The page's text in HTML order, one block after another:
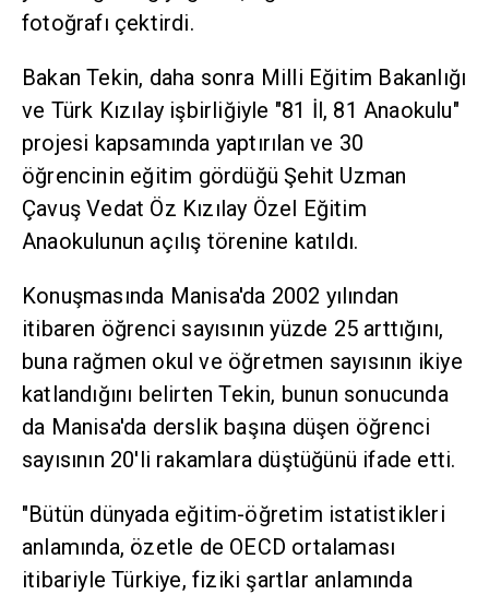
fotoğrafı çektirdi.
Bakan Tekin, daha sonra Milli Eğitim Bakanlığı
ve Türk Kızılay işbirliğiyle "81 İl, 81 Anaokulu"
projesi kapsamında yaptırılan ve 30
öğrencinin eğitim gördüğü Şehit Uzman
Çavuş Vedat Öz Kızılay Özel Eğitim
Anaokulunun açılış törenine katıldı.
Konuşmasında Manisa'da 2002 yılından
itibaren öğrenci sayısının yüzde 25 arttığını,
buna rağmen okul ve öğretmen sayısının ikiye
katlandığını belirten Tekin, bunun sonucunda
da Manisa'da derslik başına düşen öğrenci
sayısının 20'li rakamlara düştüğünü ifade etti.
"Bütün dünyada eğitim-öğretim istatistikleri
anlamında, özetle de OECD ortalaması
itibariyle Türkiye, fiziki şartlar anlamında